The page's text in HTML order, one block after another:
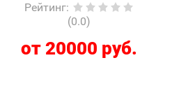
Рейтинг:
(0.0)
от 20000 руб.